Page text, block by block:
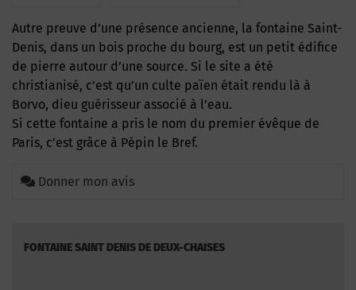
Autre preuve d’une présence ancienne, la fontaine Saint-
Denis, dans un bois proche du bourg, est un petit édifice
de pierre autour d’une source. Si le site a été
christianisé, c’est qu’un culte païen était rendu là à
Borvo, dieu guérisseur associé à l’eau.
Si cette fontaine a pris le nom du premier évêque de
Paris, c’est grâce à Pépin le Bref.
Donner mon avis
FONTAINE SAINT DENIS DE DEUX-CHAISES